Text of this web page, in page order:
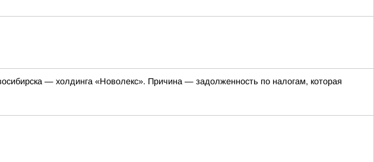
— холдинга «Новолекс». Причина — задолженность по налогам, которая